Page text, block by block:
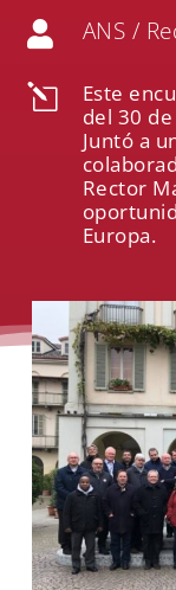
 ANS /
l
Este
del 30
Juntó a
Rector
Europa.